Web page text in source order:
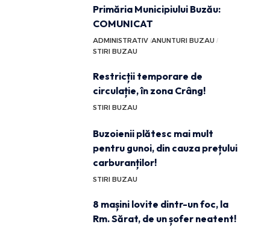
Primăria Municipiului Buzău:
COMUNICAT
ADMINISTRATIV ANUNTURI BUZAU
STIRI BUZAU
Restricții temporare de
circulație, în zona Crâng!
STIRI BUZAU
Buzoienii plătesc mai mult
pentru gunoi, din cauza prețului
carburanților!
STIRI BUZAU
8 mașini lovite dintr-un foc, la
Rm. Sărat, de un șofer neatent!